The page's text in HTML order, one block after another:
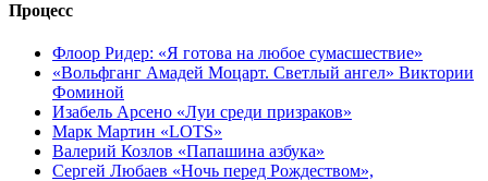
Процесс
Флоор Ридер: «Я готова на любое сумасшествие»
«Вольфганг Амадей Моцарт. Светлый ангел» Виктории
Фоминой
Изабель Арсено «Луи среди призраков»
Марк Мартин «LOTS»
Валерий Козлов «Папашина азбука»
Сергей Любаев «Ночь перед Рождеством»,